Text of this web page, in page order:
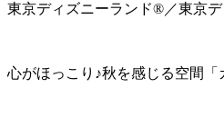
東京ディズニーランド®／東京
心がほっこり♪秋を感じる空間「